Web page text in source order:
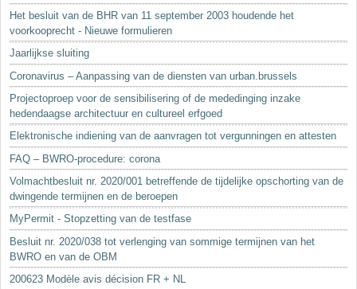
Het besluit van de BHR van 11 september 2003 houdende het
voorkooprecht - Nieuwe formulieren
Jaarlijkse sluiting
Coronavirus – Aanpassing van de diensten van urban.brussels
Projectoproep voor de sensibilisering of de mededinging inzake
hedendaagse architectuur en cultureel erfgoed
Elektronische indiening van de aanvragen tot vergunningen en attesten
FAQ – BWRO-procedure: corona
Volmachtbesluit nr. 2020/001 betreffende de tijdelijke opschorting van de
dwingende termijnen en de beroepen
MyPermit - Stopzetting van de testfase
Besluit nr. 2020/038 tot verlenging van sommige termijnen van het
BWRO en van de OBM
200623 Modèle avis décision FR + NL